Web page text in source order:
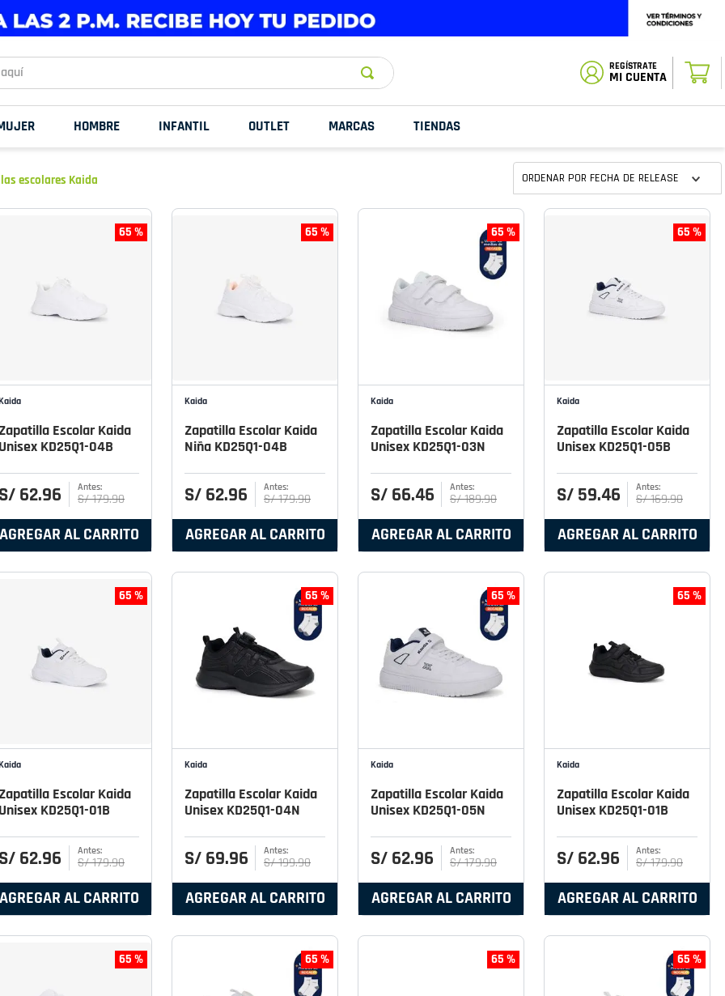
MI CUENTA
HOMBRE INFANTIL OUTLET MARCAS TIENDAS
escolares Kaida ORDENAR POR FECHA DE RELEASE
65 %
Escolar Kaida
Unisex KD25Q1-04B
S/ 62.96 S/179.90
AGREGAR AL CARRITO
65 %
Kaida
Zapatilla Escolar Kaida
Niña KD25Q1-04B
S/ 62.96 S/179.90
AGREGAR AL CARRITO
65 %
Kaida
Zapatilla Escolar Kaida
Unisex KD25Q1-03N
S/ 66.46 S/189.90
AGREGAR AL CARRITO
65 %
Kaida
Zapatilla Escolar Kaida
Unisex KD25Q1-05B
S/ 59.46 S/169.90
AGREGAR AL CARRITO
65 %
Escolar Kaida
Unisex KD25Q1-01B
S/ 62.96 S/179.90
AGREGAR AL CARRITO
65 %
Kaida
Zapatilla Escolar Kaida
Unisex KD25Q1-04N
S/ 69.96 S/199.90
AGREGAR AL CARRITO
65 %
Kaida
Zapatilla Escolar Kaida
Unisex KD25Q1-05N
S/ 62.96 S/179.90
AGREGAR AL CARRITO
65 %
Kaida
Zapatilla Escolar Kaida
Unisex KD25Q1-01B
S/ 62.96 S/179.90
AGREGAR AL CARRITO
65 % 65 % 65 % 65 %